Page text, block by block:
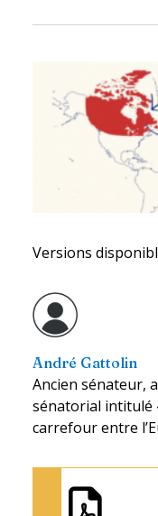
Versions
André Gattolin
Ancien sénateur,
sénatorial intitulé
carrefour entre